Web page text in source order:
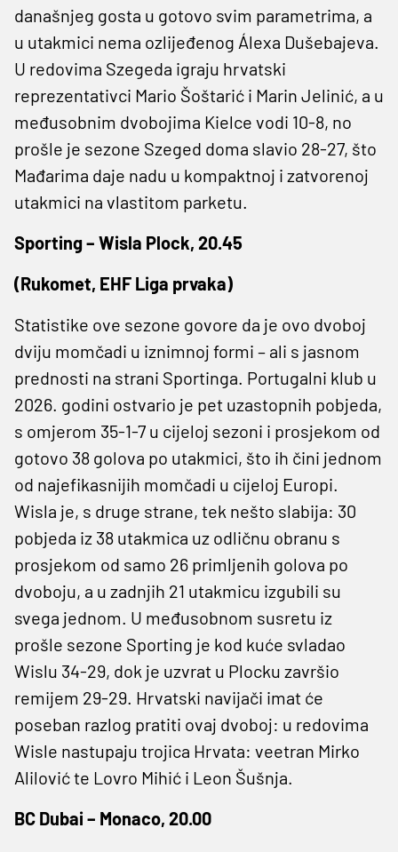
današnjeg gosta u gotovo svim parametrima, a
u utakmici nema ozlijeđenog Álexa Dušebajeva.
U redovima Szegeda igraju hrvatski
reprezentativci Mario Šoštarić i Marin Jelinić, a u
međusobnim dvobojima Kielce vodi 10-8, no
prošle je sezone Szeged doma slavio 28-27, što
Mađarima daje nadu u kompaktnoj i zatvorenoj
utakmici na vlastitom parketu.
Sporting – Wisla Plock, 20.45
(Rukomet, EHF Liga prvaka)
Statistike ove sezone govore da je ovo dvoboj
dviju momčadi u iznimnoj formi – ali s jasnom
prednosti na strani Sportinga. Portugalni klub u
2026. godini ostvario je pet uzastopnih pobjeda,
s omjerom 35-1-7 u cijeloj sezoni i prosjekom od
gotovo 38 golova po utakmici, što ih čini jednom
od najefikasnijih momčadi u cijeloj Europi.
Wisla je, s druge strane, tek nešto slabija: 30
pobjeda iz 38 utakmica uz odličnu obranu s
prosjekom od samo 26 primljenih golova po
dvoboju, a u zadnjih 21 utakmicu izgubili su
svega jednom. U međusobnom susretu iz
prošle sezone Sporting je kod kuće svladao
Wislu 34-29, dok je uzvrat u Plocku završio
remijem 29-29. Hrvatski navijači imat će
poseban razlog pratiti ovaj dvoboj: u redovima
Wisle nastupaju trojica Hrvata: veetran Mirko
Alilović te Lovro Mihić i Leon Šušnja.
BC Dubai – Monaco, 20.00